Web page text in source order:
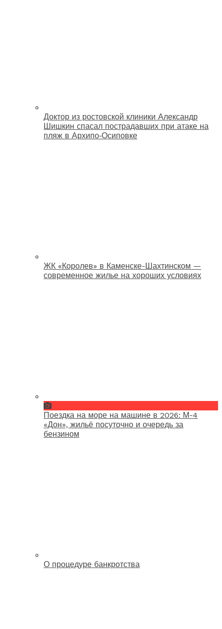
Доктор из ростовской клиники Александр
Шишкин спасал пострадавших при атаке на
пляж в Архипо‑Осиповке
ЖК «Королев» в Каменске-Шахтинском —
современное жилье на хороших условиях
Поездка на море на машине в 2026: М-4
«Дон», жильё посуточно и очередь за
бензином
О процедуре банкротства